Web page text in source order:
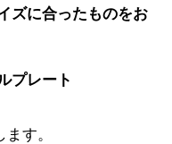
ズに合ったものをお
プレート
す。